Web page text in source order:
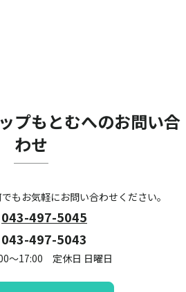
プもとむへのお問い合
わせ
もお気軽にお問い合わせください。
043-497-5045
043-497-5043
～17:00 定休日 日曜日